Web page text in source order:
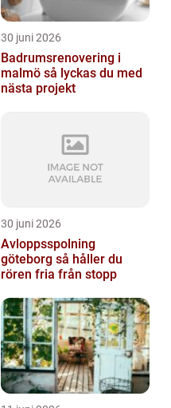
30 juni 2026
Badrumsrenovering i
malmö så lyckas du med
nästa projekt
30 juni 2026
Avloppsspolning
göteborg så håller du
rören fria från stopp